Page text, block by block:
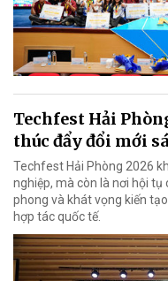
Techfest Hải
thúc đẩy đổi mới
Techfest Hải Phòng 2026
nghiệp, mà còn là nơi hội
phong và khát vọng kiến
hợp tác quốc tế.